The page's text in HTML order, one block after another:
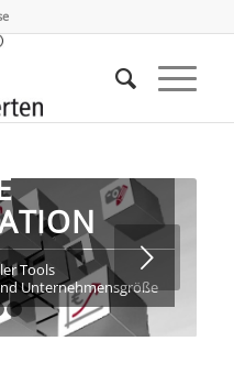
Tools
Unternehmensgröße
1 2 3